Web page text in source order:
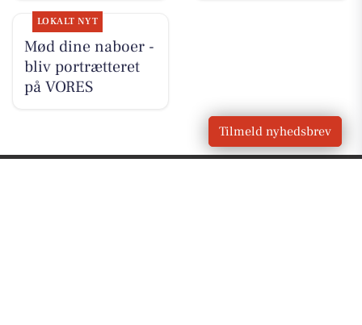
LOKALT NYT
Mød dine naboer -
bliv portrætteret
på VORES
Tilmeld nyhedsbrev